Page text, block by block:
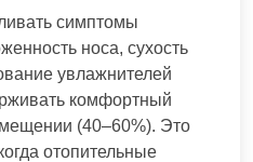
симптомы
носа, сухость
увлажнителей
комфортный
(40–60%). Это
отопительные